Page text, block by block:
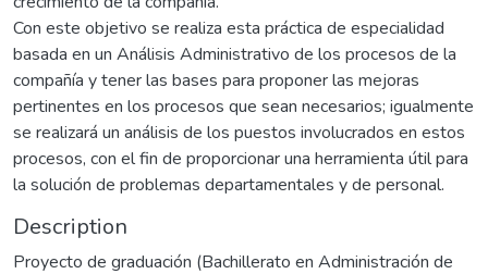
Con este objetivo se realiza esta práctica de especialidad
basada en un Análisis Administrativo de los procesos de la
compañía y tener las bases para proponer las mejoras
pertinentes en los procesos que sean necesarios; igualmente
se realizará un análisis de los puestos involucrados en estos
procesos, con el fin de proporcionar una herramienta útil para
la solución de problemas departamentales y de personal.
Description
Proyecto de graduación (Bachillerato en Administración de